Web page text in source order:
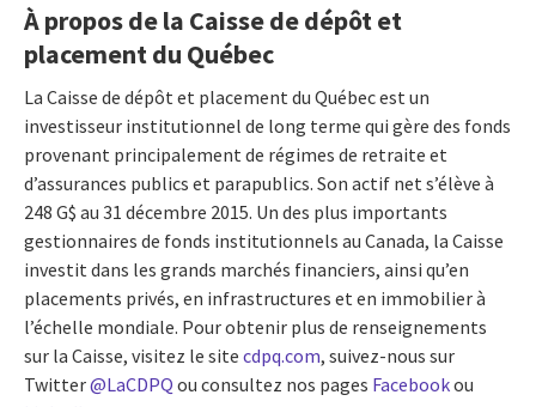
À propos de la Caisse de dépôt et
placement du Québec
La Caisse de dépôt et placement du Québec est un
investisseur institutionnel de long terme qui gère des fonds
provenant principalement de régimes de retraite et
d’assurances publics et parapublics. Son actif net s’élève à
248 G$ au 31 décembre 2015. Un des plus importants
gestionnaires de fonds institutionnels au Canada, la Caisse
investit dans les grands marchés financiers, ainsi qu’en
placements privés, en infrastructures et en immobilier à
l’échelle mondiale. Pour obtenir plus de renseignements
sur la Caisse, visitez le site cdpq.com, suivez-nous sur
Twitter@LaCDPQ ou consultez nos pages Facebookou